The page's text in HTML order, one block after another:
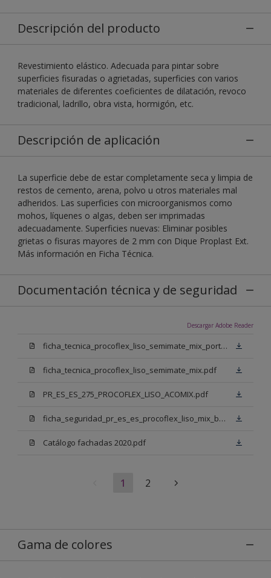
Descripción del producto
Revestimiento elástico. Adecuada para pintar sobre
superficies fisuradas o agrietadas, superficies con varios
materiales de diferentes coeficientes de dilatación, revoco
tradicional, ladrillo, obra vista, hormigón, etc.
Descripción de aplicación
La superficie debe de estar completamente seca y limpia de
restos de cemento, arena, polvo u otros materiales mal
adheridos. Las superficies con microorganismos como
mohos, líquenes o algas, deben ser imprimadas
adecuadamente. Superficies nuevas: Eliminar posibles
grietas o fisuras mayores de 2 mm con Dique Proplast Ext.
Más información en Ficha Técnica.
Documentación técnica y de seguridad
Descargar Adobe Reader
ficha_tecnica_procoflex_liso_semimate_mix_portugues.pdf
ficha_tecnica_procoflex_liso_semimate_mix.pdf
PR_ES_ES_275_PROCOFLEX_LISO_ACOMIX.pdf
ficha_seguridad_pr_es_es_procoflex_liso_mix_bb.pdf
Catálogo fachadas 2020.pdf
1 2
Gama de colores